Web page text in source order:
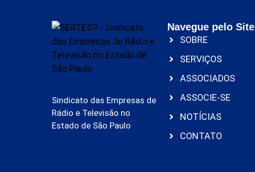
Sindicato das Empresas de
Rádio e Televisão no
Estado de São Paulo
Navegue pelo Site
SOBRE
SERVIÇOS
ASSOCIADOS
ASSOCIE-SE
NOTÍCIAS
CONTATO